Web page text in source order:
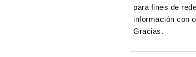
para fines de
información con
Gracias.
Capital social: €
Nº IVA/Registro Mercantil de